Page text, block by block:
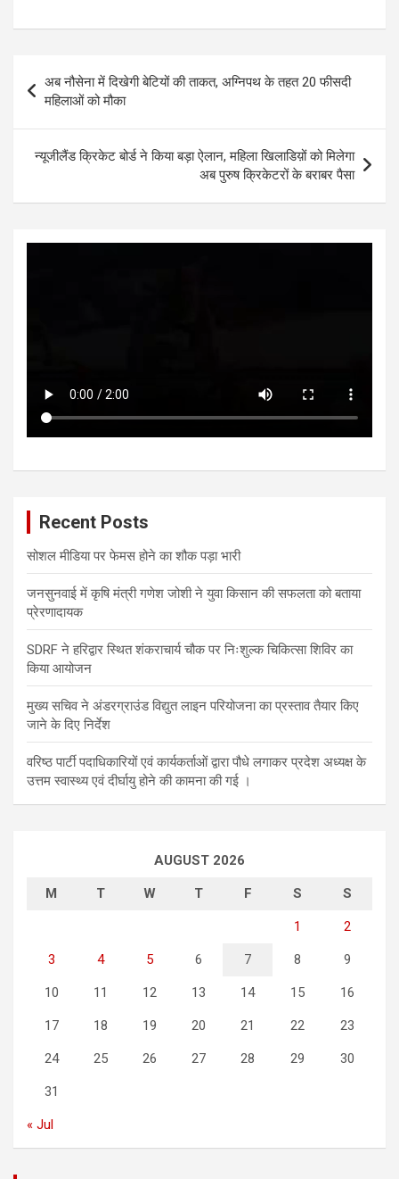
at
s
A
p
p
ce
b
o
o
k
tt
er
se
n
g
er
ke
n
ar
e
navigation
अब नौसेना में दिखेगी बेटियों की ताकत, अग्निपथ के तहत 20 फीसदी
महिलाओं को मौका
न्यूजीलैंड क्रिकेट बोर्ड ने किया बड़ा ऐलान, महिला खिलाडिय़ों को मिलेगा
अब पुरुष क्रिकेटरों के बराबर पैसा
Recent Posts
सोशल मीडिया पर फेमस होने का शौक पड़ा भारी
जनसुनवाई में कृषि मंत्री गणेश जोशी ने युवा किसान की सफलता को बताया
प्रेरणादायक
SDRF ने हरिद्वार स्थित शंकराचार्य चौक पर निःशुल्क चिकित्सा शिविर का
किया आयोजन
मुख्य सचिव ने अंडरग्राउंड विद्युत लाइन परियोजना का प्रस्ताव तैयार किए
जाने के दिए निर्देश
वरिष्ठ पार्टी पदाधिकारियों एवं कार्यकर्ताओं द्वारा पौधे लगाकर प्रदेश अध्यक्ष के
उत्तम स्वास्थ्य एवं दीर्घायु होने की कामना की गई ।
AUGUST 2026
M T W T F S S
1 2
3 4 5 6 7 8 9
10 11 12 13 14 15 16
17 18 19 20 21 22 23
24 25 26 27 28 29 30
31
« Jul